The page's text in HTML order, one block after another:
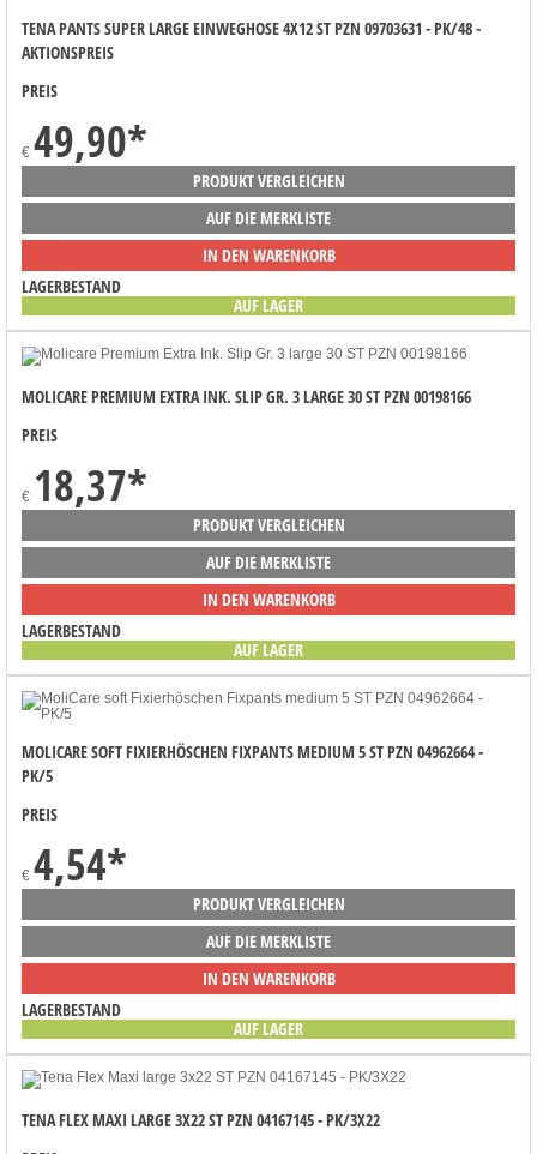
TENA PANTS SUPER LARGE EINWEGHOSE 4X12 ST PZN 09703631 - PK/48 -
AKTIONSPREIS
PREIS
€ 49,90*
PRODUKT VERGLEICHEN
AUF DIE MERKLISTE
IN DEN WARENKORB
LAGERBESTAND
AUF LAGER
MOLICARE PREMIUM EXTRA INK. SLIP GR. 3 LARGE 30 ST PZN 00198166
PREIS
€ 18,37*
PRODUKT VERGLEICHEN
AUF DIE MERKLISTE
IN DEN WARENKORB
LAGERBESTAND
AUF LAGER
MOLICARE SOFT FIXIERHÖSCHEN FIXPANTS MEDIUM 5 ST PZN 04962664 -
PK/5
PREIS
€ 4,54*
PRODUKT VERGLEICHEN
AUF DIE MERKLISTE
IN DEN WARENKORB
LAGERBESTAND
AUF LAGER
TENA FLEX MAXI LARGE 3X22 ST PZN 04167145 - PK/3X22